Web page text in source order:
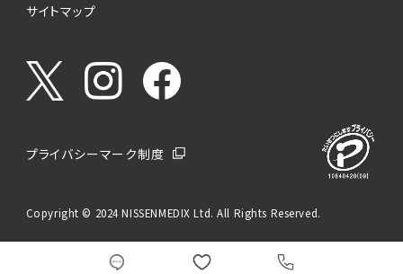
サイトマップ
プライバシーマーク制度
Copyright © 2024 NISSENMEDIX Ltd. All Rights Reserved.